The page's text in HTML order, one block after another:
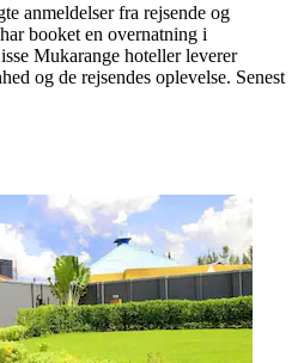
anmeldelser fra rejsende og
booket en overnatning i
Mukarange hoteller leverer
og de rejsendes oplevelse. Senest